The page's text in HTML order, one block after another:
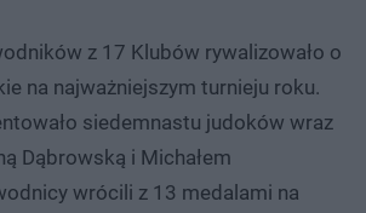
z 17 Klubów rywalizowało o
na najważniejszym turnieju roku.
siedemnastu judoków wraz
Dąbrowską i Michałem
wrócili z 13 medalami na